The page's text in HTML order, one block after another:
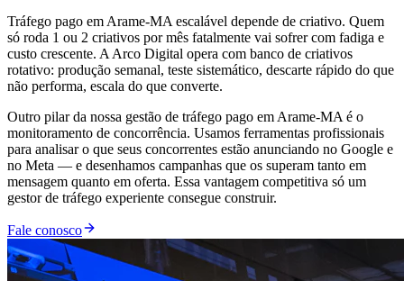
Tráfego pago em Arame-MA escalável depende de criativo. Quem
só roda 1 ou 2 criativos por mês fatalmente vai sofrer com fadiga e
custo crescente. A Arco Digital opera com banco de criativos
rotativo: produção semanal, teste sistemático, descarte rápido do que
não performa, escala do que converte.
Outro pilar da nossa gestão de tráfego pago em Arame-MA é o
monitoramento de concorrência. Usamos ferramentas profissionais
para analisar o que seus concorrentes estão anunciando no Google e
no Meta — e desenhamos campanhas que os superam tanto em
mensagem quanto em oferta. Essa vantagem competitiva só um
gestor de tráfego experiente consegue construir.
Fale conosco